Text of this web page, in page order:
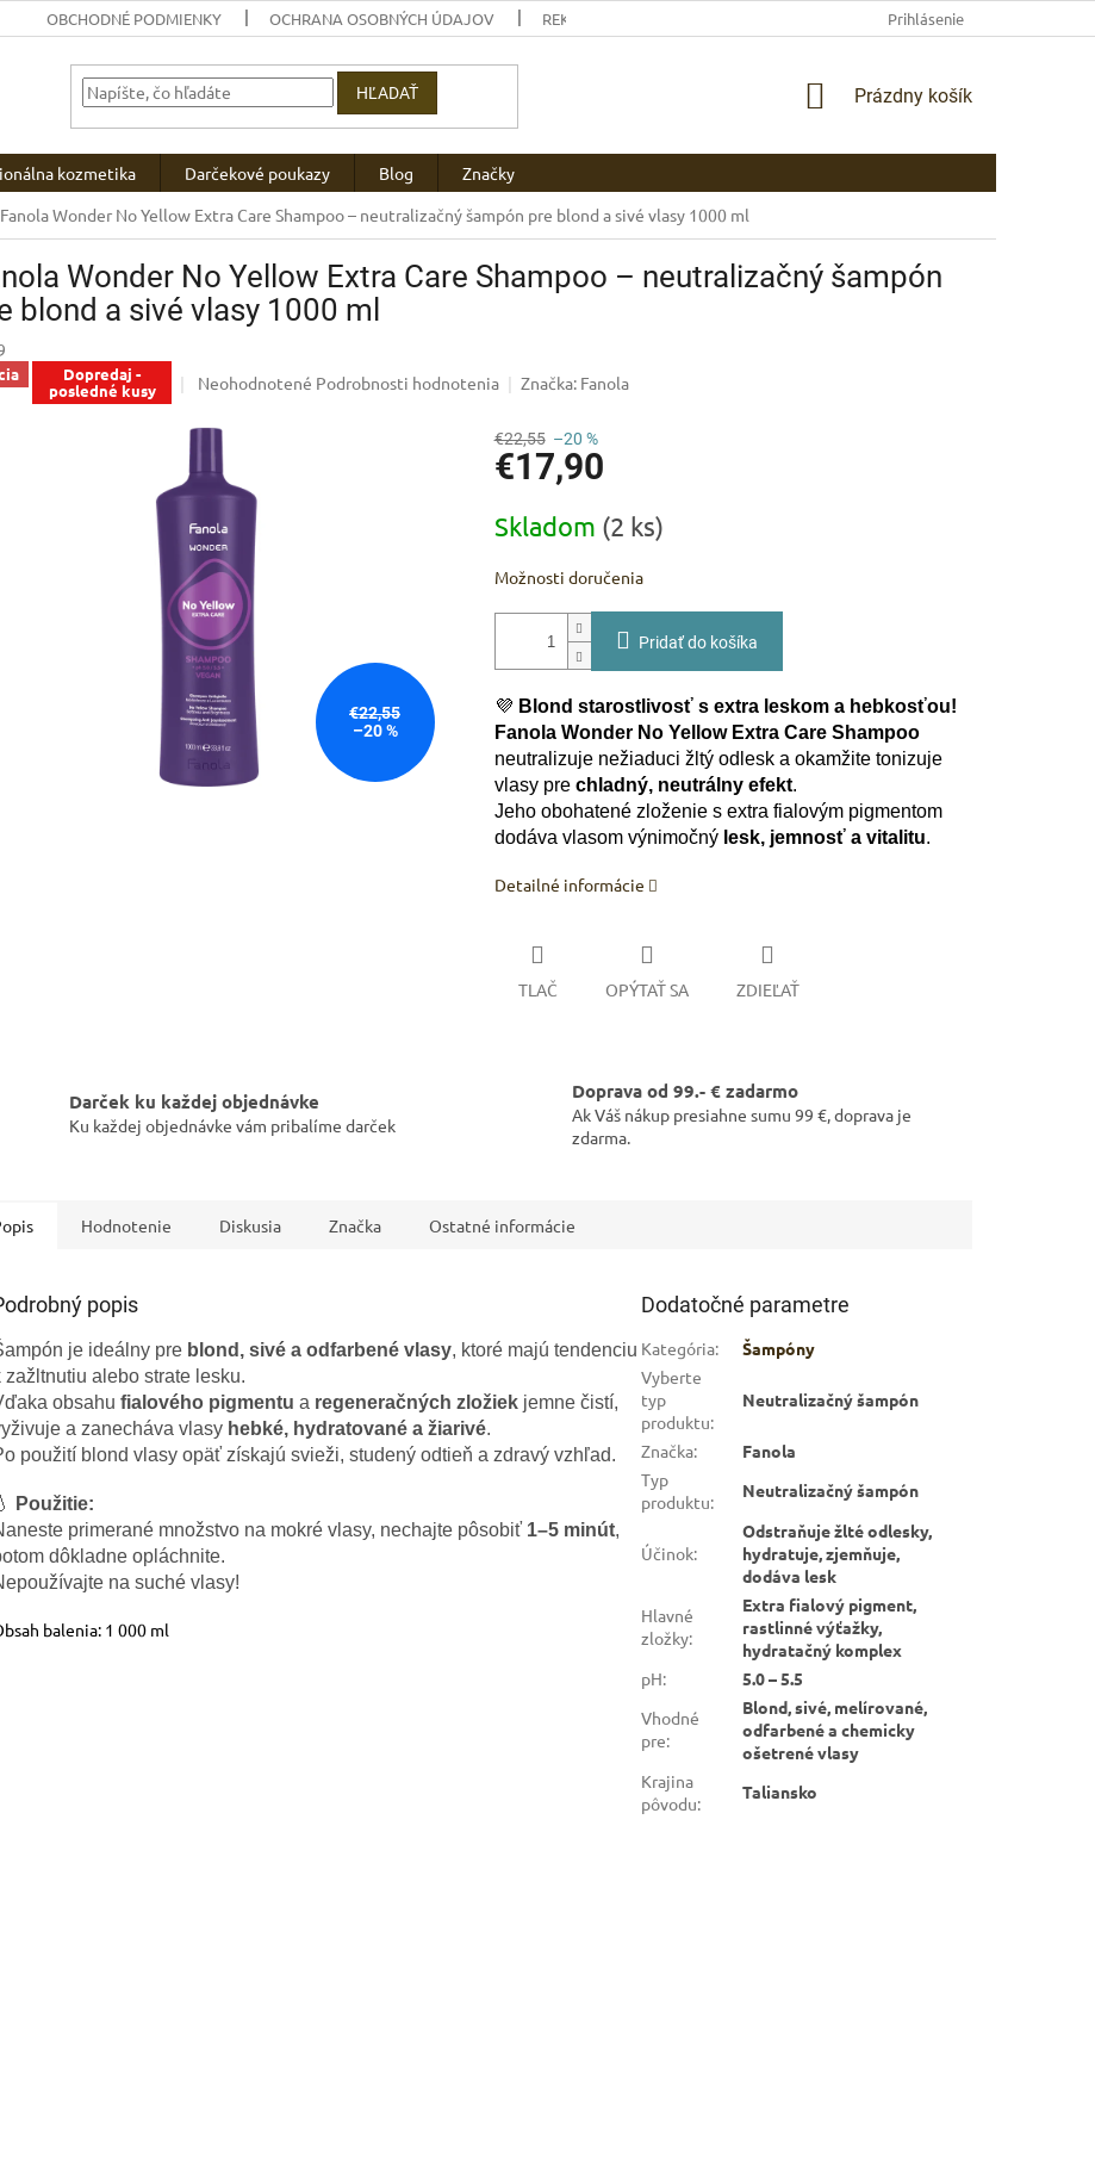
OBCHODNÉ PODMIENKY OCHRANA OSOBNÝCH ÚDAJOV REKLAMAČNÉ PODMIENKY AKO NAKUPOVAŤ PLATBA
Prihlásenie
HĽADAŤ
NÁKUPNÝ
Prázdny košík
kozmetika Darčekové poukazy Blog
Značky
Fanola Wonder No Yellow Extra Care Shampoo – neutralizačný šampón pre blond a sivé vlasy 1000 ml
Wonder No Yellow Extra Care Shampoo – neutralizačný šampón
blond a sivé vlasy 1000 ml
Dopredaj -
posledné kusy
Priemerné
produktu
0,0
hviezdičiek.
Neohodnotené Podrobnosti hodnotenia Značka: Fanola
€22,55
–20 %
€22,55 –20 %
€17,90
cena:
Skladom (2 ks)
Možnosti doručenia
Pridať do košíka
💜 Blond starostlivosť s extra leskom a hebkosťou!
Fanola Wonder No Yellow Extra Care Shampoo
neutralizuje nežiaduci žltý odlesk a okamžite tonizuje
vlasy pre chladný, neutrálny efekt.
Jeho obohatené zloženie s extra fialovým pigmentom
dodáva vlasom výnimočný lesk, jemnosť a vitalitu.
Detailné informácie
TLAČ OPÝTAŤ SA ZDIEĽAŤ
Darček ku každej objednávke
Ku každej objednávke vám pribalíme darček
Doprava od 99.- € zadarmo
Ak Váš nákup presiahne sumu 99 €, doprava je
zdarma.
Hodnotenie Diskusia Značka Ostatné informácie
popis
je ideálny pre blond, sivé a odfarbené vlasy, ktoré majú tendenciu
zažltnutiu alebo strate lesku.
obsahu fialového pigmentu a regeneračných zložiek jemne čistí,
a zanecháva vlasy hebké, hydratované a žiarivé.
použití blond vlasy opäť získajú svieži, studený odtieň a zdravý vzhľad.
Použitie:
primerané množstvo na mokré vlasy, nechajte pôsobiť 1–5 minút,
dôkladne opláchnite.
na suché vlasy!
balenia: 1 000 ml
Dodatočné parametre
Kategória:
Šampóny
Vyberte
typ
produktu:
Neutralizačný šampón
Značka:
Fanola
Typ
produktu:
Neutralizačný šampón
Účinok:
Odstraňuje žlté odlesky,
hydratuje, zjemňuje,
dodáva lesk
Hlavné
zložky:
Extra fialový pigment,
rastlinné výťažky,
hydratačný komplex
pH:
5.0 – 5.5
Vhodné
pre:
Blond, sivé, melírované,
odfarbené a chemicky
ošetrené vlasy
Krajina
pôvodu:
Taliansko
IVAMARKET poradca
Pomoc s výberom profesionálnej vlasovej kozmetiky 🙂